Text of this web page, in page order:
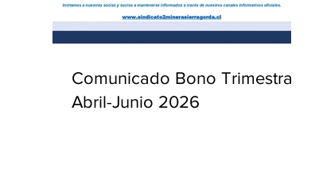
Comunicado Bono Trimestral
Abril-Junio 2026